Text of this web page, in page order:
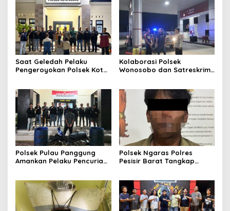
Saat Geledah Pelaku
Pengeroyokan Polsek Kota
Amankan Satu Pria Dua
Wanita Terungkap Dugaan
Pengguna Narkoba
Kolaborasi Polsek
Wonosobo dan Satreskrim
Dugaan Pengecoran BBM
Subsidi di SPBU Lakaran
Polsek Pulau Panggung
Amankan Pelaku Pencurian
Polsek Ngaras Polres
Pesisir Barat Tangkap